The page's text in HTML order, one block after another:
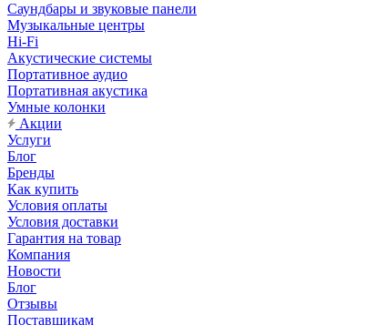
Саундбары и звуковые панели
Музыкальные центры
Hi-Fi
Акустические системы
Портативное аудио
Портативная акустика
Умные колонки
Акции
Услуги
Блог
Бренды
Как купить
Условия оплаты
Условия доставки
Гарантия на товар
Компания
Новости
Блог
Отзывы
Поставщикам